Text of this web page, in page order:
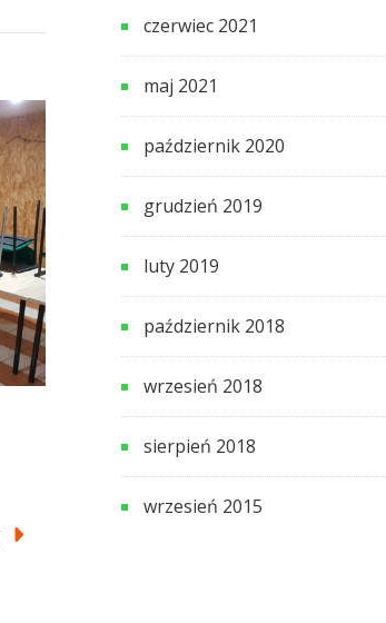
czerwiec 2021
maj 2021
październik 2020
grudzień 2019
luty 2019
październik 2018
wrzesień 2018
sierpień 2018
wrzesień 2015